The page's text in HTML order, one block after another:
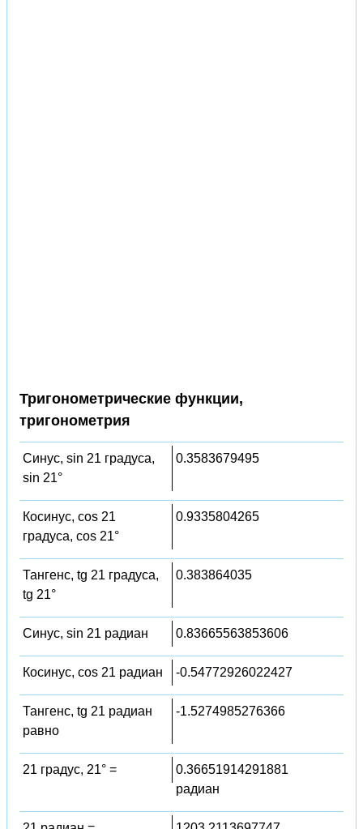
Тригонометрические функции,
тригонометрия
Синус, sin 21 градуса,
sin 21°
0.3583679495
Косинус, cos 21
градуса, cos 21°
0.9335804265
Тангенс, tg 21 градуса,
tg 21°
0.383864035
Синус, sin 21 радиан 0.83665563853606
Косинус, cos 21 радиан -0.54772926022427
Тангенс, tg 21 радиан
равно
-1.5274985276366
21 градус, 21° =
0.36651914291881
радиан